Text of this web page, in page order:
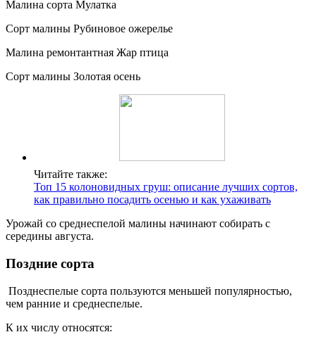
Малина сорта Мулатка
Сорт малины Рубиновое ожерелье
Малина ремонтантная Жар птица
Сорт малины Золотая осень
Читайте также:
Топ 15 колоновидных груш: описание лучших сортов,
как правильно посадить осенью и как ухаживать
Урожай со среднеспелой малины начинают собирать с
середины августа.
Поздние сорта
Позднеспелые сорта пользуются меньшей популярностью,
чем ранние и среднеспелые.
К их числу относятся: